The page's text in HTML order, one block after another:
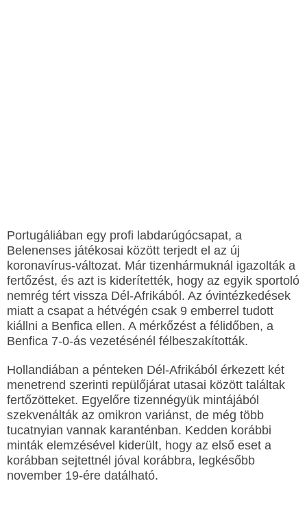
Portugáliában egy profi labdarúgócsapat, a
Belenenses játékosai között terjedt el az új
koronavírus-változat. Már tizenhármuknál igazolták a
fertőzést, és azt is kiderítették, hogy az egyik sportoló
nemrég tért vissza Dél-Afrikából. Az óvintézkedések
miatt a csapat a hétvégén csak 9 emberrel tudott
kiállni a Benfica ellen. A mérkőzést a félidőben, a
Benfica 7-0-ás vezetésénél félbeszakították.
Hollandiában a pénteken Dél-Afrikából érkezett két
menetrend szerinti repülőjárat utasai között találtak
fertőzötteket. Egyelőre tizennégyük mintájából
szekvenálták az omikron variánst, de még több
tucatnyian vannak karanténban. Kedden korábbi
minták elemzésével kiderült, hogy az első eset a
korábban sejtettnél jóval korábbra, legkésőbb
november 19-ére datálható.